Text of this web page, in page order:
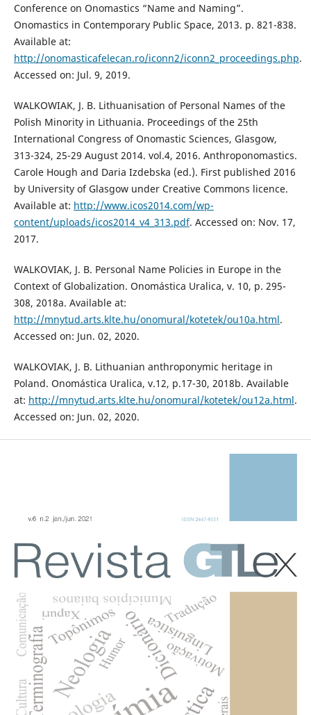
Conference on Onomastics “Name and Naming”.
Onomastics in Contemporary Public Space, 2013. p. 821-838.
Available at:
http://onomasticafelecan.ro/iconn2/iconn2_proceedings.php.
Accessed on: Jul. 9, 2019.
WALKOWIAK, J. B. Lithuanisation of Personal Names of the
Polish Minority in Lithuania. Proceedings of the 25th
International Congress of Onomastic Sciences, Glasgow,
313-324, 25-29 August 2014. vol.4, 2016. Anthroponomastics.
Carole Hough and Daria Izdebska (ed.). First published 2016
by University of Glasgow under Creative Commons licence.
Available at: http://www.icos2014.com/wp-
content/uploads/icos2014_v4_313.pdf. Accessed on: Nov. 17,
2017.
WALKOVIAK, J. B. Personal Name Policies in Europe in the
Context of Globalization. Onomástica Uralica, v. 10, p. 295-
308, 2018a. Available at:
http://mnytud.arts.klte.hu/onomural/kotetek/ou10a.html.
Accessed on: Jun. 02, 2020.
WALKOVIAK, J. B. Lithuanian anthroponymic heritage in
Poland. Onomástica Uralica, v.12, p.17-30, 2018b. Available
at: http://mnytud.arts.klte.hu/onomural/kotetek/ou12a.html.
Accessed on: Jun. 02, 2020.